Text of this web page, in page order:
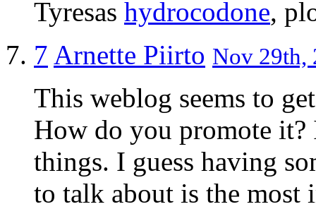
Tyresas hydrocodone,
7 Arnette Piirto Nov 29th,
This weblog seems to
How do you promote
things. I guess having
to talk about is the most